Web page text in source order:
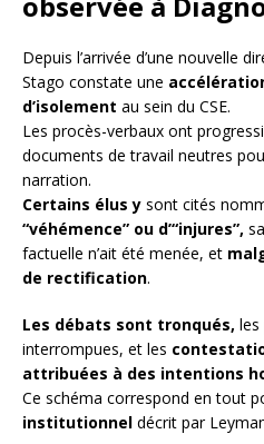
Depuis l’arrivée d’une nouvelle
Stago constate une
d’isolement au sein du CSE.
Les procès-verbaux ont
documents de travail neutres
narration.
Certains élus y sont cités
“véhémence” ou d’“injures”,
factuelle n’ait été menée, et
de rectification.
Les débats sont tronqués, les
interrompues, et les
attribuées à des intentions
Ce schéma correspond en tout
institutionnel décrit par